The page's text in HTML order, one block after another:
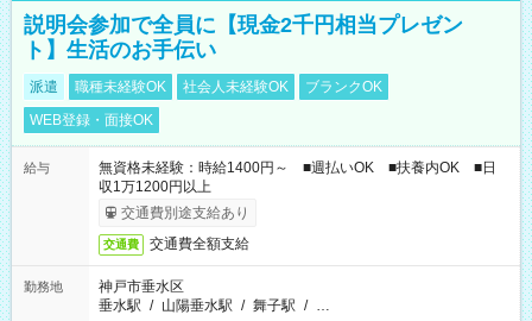
説明会参加で全員に【現金2千円相当プレゼン
ト】生活のお手伝い
派遣 職種未経験OK 社会人未経験OK
ブランクOK
WEB登録・面接OK
給与
無資格未経験：時給1400円～ ■週払いOK ■扶養内OK ■日
収1万1200円以上
交通費別途支給あり
交通費 交通費全額支給
勤務地
神戸市垂水区
垂水駅 / 山陽垂水駅 / 舞子駅 / …